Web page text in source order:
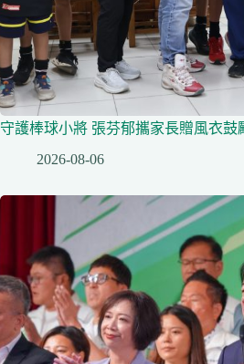
守護棒球小將 張芬郁攜家長贈風衣鼓
2026-08-06